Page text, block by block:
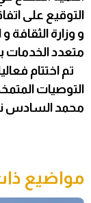
التوقيع على
و وزارة الثقافة
متعدد الخدمات
تم اختتام
التوصيات
محمد السادس
مواضيع